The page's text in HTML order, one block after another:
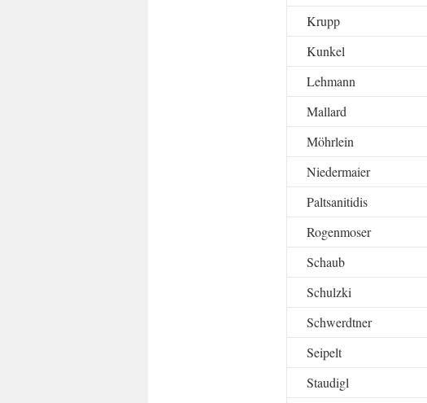
Krupp
Kunkel
Lehmann
Mallard
Möhrlein
Niedermaier
Paltsanitidis
Rogenmoser
Schaub
Schulzki
Schwerdtner
Seipelt
Staudigl